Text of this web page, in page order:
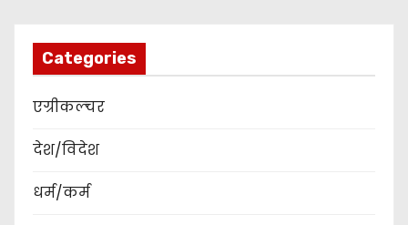
t
s
g
Categories
एग्रीकल्चर
देश/विदेश
धर्म/कर्म